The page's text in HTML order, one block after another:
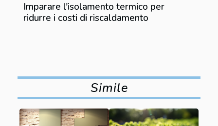
Imparare l'isolamento termico per
ridurre i costi di riscaldamento
Simile